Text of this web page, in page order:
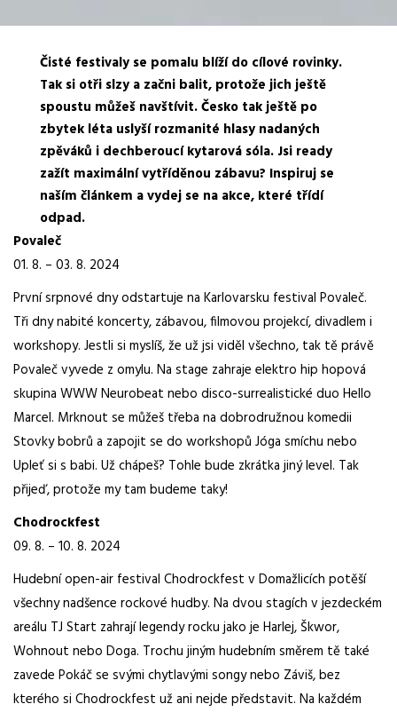
Čisté festivaly se pomalu blíží do cílové rovinky.
Tak si otři slzy a začni balit, protože jich ještě
spoustu můžeš navštívit. Česko tak ještě po
zbytek léta uslyší rozmanité hlasy nadaných
zpěváků i dechberoucí kytarová sóla. Jsi ready
zažít maximální vytříděnou zábavu? Inspiruj se
naším článkem a vydej se na akce, které třídí
odpad.
Povaleč
01. 8. – 03. 8. 2024
První srpnové dny odstartuje na Karlovarsku festival Povaleč.
Tři dny nabité koncerty, zábavou, filmovou projekcí, divadlem i
workshopy. Jestli si myslíš, že už jsi viděl všechno, tak tě právě
Povaleč vyvede z omylu. Na stage zahraje elektro hip hopová
skupina WWW Neurobeat nebo disco-surrealistické duo Hello
Marcel. Mrknout se můžeš třeba na dobrodružnou komedii
Stovky bobrů a zapojit se do workshopů Jóga smíchu nebo
Upleť si s babi. Už chápeš? Tohle bude zkrátka jiný level. Tak
přijeď, protože my tam budeme taky!
Chodrockfest
09. 8. – 10. 8. 2024
Hudební open-air festival Chodrockfest v Domažlicích potěší
všechny nadšence rockové hudby. Na dvou stagích v jezdeckém
areálu TJ Start zahrají legendy rocku jako je Harlej, Škwor,
Wohnout nebo Doga. Trochu jiným hudebním směrem tě také
zavede Pokáč se svými chytlavými songy nebo Záviš, bez
kterého si Chodrockfest už ani nejde představit. Na každém